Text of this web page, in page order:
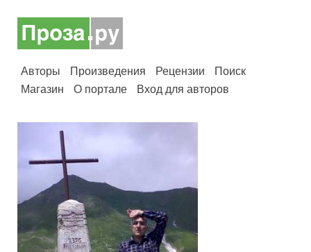
Авторы Произведения Рецензии
Поиск
Магазин
О портале Вход для авторов